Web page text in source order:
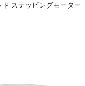
ド ステッピングモータ